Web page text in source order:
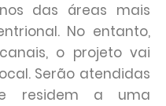
das áreas mais
No entanto,
o projeto vai
Serão atendidas
residem a uma